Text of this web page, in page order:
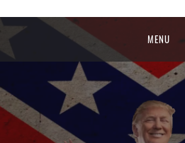
Skip
content
MENU